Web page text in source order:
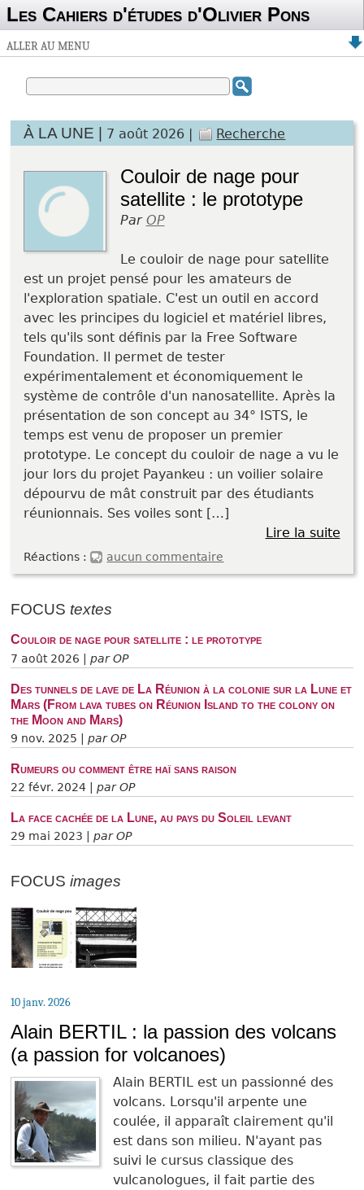
Les Cahiers d'études d'Olivier Pons
ALLER AU MENU
À LA UNE | 7 août 2026 | Recherche
Couloir de nage pour
satellite : le prototype
Par OP
Le couloir de nage pour satellite
est un projet pensé pour les amateurs de
l'exploration spatiale. C'est un outil en accord
avec les principes du logiciel et matériel libres,
tels qu'ils sont définis par la Free Software
Foundation. Il permet de tester
expérimentalement et économiquement le
système de contrôle d'un nanosatellite. Après la
présentation de son concept au 34° ISTS, le
temps est venu de proposer un premier
prototype. Le concept du couloir de nage a vu le
jour lors du projet Payankeu : un voilier solaire
dépourvu de mât construit par des étudiants
réunionnais. Ses voiles sont […]
Lire la suite
Réactions : aucun commentaire
FOCUS textes
Couloir de nage pour satellite : le prototype
7 août 2026 |par OP
Des tunnels de lave de La Réunion à la colonie sur la Lune et
Mars (From lava tubes on Réunion Island to the colony on
the Moon and Mars)
9 nov. 2025 |par OP
Rumeurs ou comment être haï sans raison
22 févr. 2024 |par OP
La face cachée de la Lune, au pays du Soleil levant
29 mai 2023 |par OP
FOCUSimages
10 janv. 2026
Alain BERTIL : la passion des volcans
(a passion for volcanoes)
Alain BERTIL est un passionné des
volcans. Lorsqu'il arpente une
coulée, il apparaît clairement qu'il
est dans son milieu. N'ayant pas
suivi le cursus classique des
vulcanologues, il fait partie des